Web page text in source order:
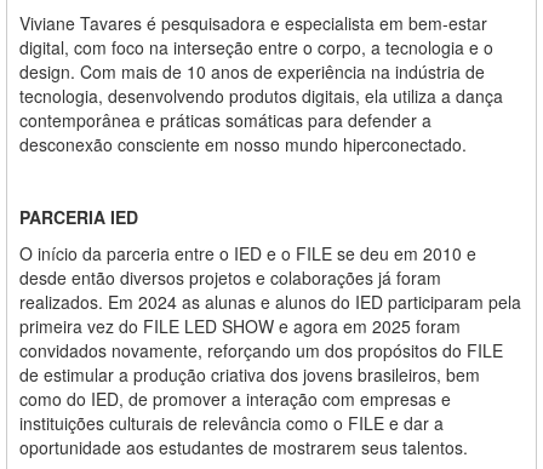
Viviane Tavares é pesquisadora e especialista em bem-estar
digital, com foco na interseção entre o corpo, a tecnologia e o
design. Com mais de 10 anos de experiência na indústria de
tecnologia, desenvolvendo produtos digitais, ela utiliza a dança
contemporânea e práticas somáticas para defender a
desconexão consciente em nosso mundo hiperconectado.
PARCERIA IED
O início da parceria entre o IED e o FILE se deu em 2010 e
desde então diversos projetos e colaborações já foram
realizados. Em 2024 as alunas e alunos do IED participaram pela
primeira vez do FILE LED SHOW e agora em 2025 foram
convidados novamente, reforçando um dos propósitos do FILE
de estimular a produção criativa dos jovens brasileiros, bem
como do IED, de promover a interação com empresas e
instituições culturais de relevância como o FILE e dar a
oportunidade aos estudantes de mostrarem seus talentos.